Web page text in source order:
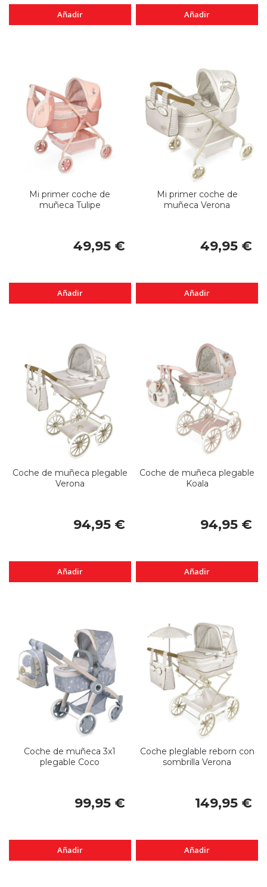
Añadir Añadir
Mi primer coche de
muñeca Tulipe
49,95 €
Añadir
Mi primer coche de
muñeca Verona
49,95 €
Añadir
Coche de muñeca plegable
Verona
94,95 €
Añadir
Coche de muñeca plegable
Koala
94,95 €
Añadir
Coche de muñeca 3x1
plegable Coco
99,95 €
Añadir
Coche pleglable reborn con
sombrilla Verona
149,95 €
Añadir